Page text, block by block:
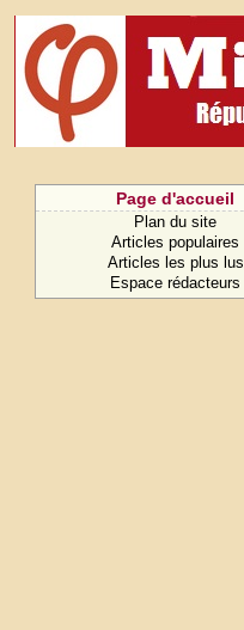
Page d'accueil
Plan du site
Articles populaires
Articles les plus lus
Espace rédacteurs